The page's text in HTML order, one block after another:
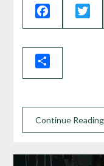
Facebook
Continue Reading